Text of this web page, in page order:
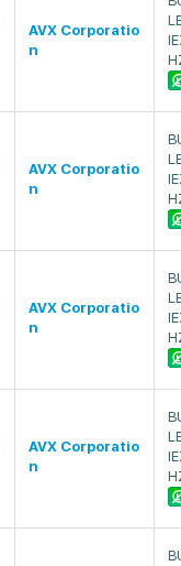
AVX Corporatio
n
AVX Corporatio
n
AVX Corporatio
n
AVX Corporatio
n